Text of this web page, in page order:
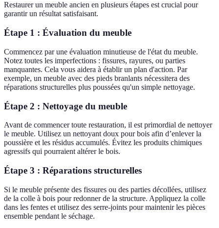
Restaurer un meuble ancien en plusieurs étapes est crucial pour
garantir un résultat satisfaisant.
Étape 1 : Évaluation du meuble
Commencez par une évaluation minutieuse de l'état du meuble.
Notez toutes les imperfections : fissures, rayures, ou parties
manquantes. Cela vous aidera à établir un plan d'action. Par
exemple, un meuble avec des pieds branlants nécessitera des
réparations structurelles plus poussées qu'un simple nettoyage.
Étape 2 : Nettoyage du meuble
Avant de commencer toute restauration, il est primordial de nettoyer
le meuble. Utilisez un nettoyant doux pour bois afin d’enlever la
poussière et les résidus accumulés. Évitez les produits chimiques
agressifs qui pourraient altérer le bois.
Étape 3 : Réparations structurelles
Si le meuble présente des fissures ou des parties décollées, utilisez
de la colle à bois pour redonner de la structure. Appliquez la colle
dans les fentes et utilisez des serre-joints pour maintenir les pièces
ensemble pendant le séchage.